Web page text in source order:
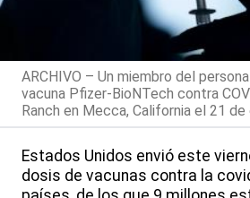
ARCHIVO – Un miembro del
vacuna Pfizer-BioNTech contra
Ranch en Mecca, California el 21
Estados Unidos envió este
dosis de vacunas contra la